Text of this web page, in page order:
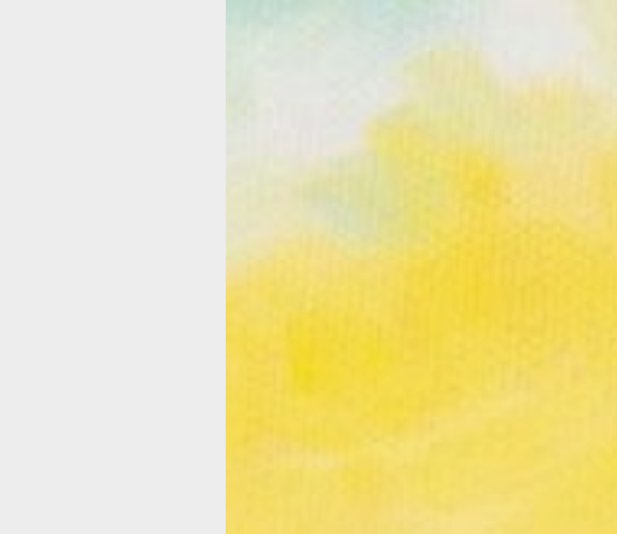
Вячеслава
Резниченко в
центре
«Содружество»
возрасте старше 65 лет отправили на
самоизоляцию до Нового года. Но незадолго до
введения «домашнего режима» в центре по
«Родник».
выставка в «Содружестве»